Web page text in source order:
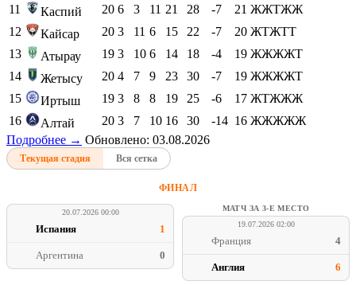
11
Каспий 20 6 3 11 21 28 -7 21 ЖЖТЖЖ
12
Кайсар 20 3 11 6 15 22 -7 20 ЖТЖТТ
13
Атырау 19 3 10 6 14 18 -4 19 ЖЖЖЖТ
14
Жетысу 20 4 7 9 23 30 -7 19 ЖЖЖЖТ
15
Иртыш 19 3 8 8 19 25 -6 17 ЖТЖЖЖ
16
Алтай 20 3 7 10 16 30 -14 16 ЖЖЖЖЖ
Подробнее → Обновлено: 03.08.2026
Текущая стадия Вся сетка
ФИНАЛ
20.07.2026 00:00
Испания 1
Аргентина 0
МАТЧ ЗА 3-Е МЕСТО
19.07.2026 02:00
Франция 4
Англия 6